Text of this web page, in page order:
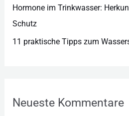
Hormone im Trinkwasser:
Schutz
11 praktische Tipps zum
Neueste Kommentare